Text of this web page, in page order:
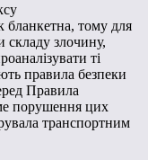
бланкетна, тому для
складу злочину,
ті
правила безпеки
Правила
порушення цих
транспортним